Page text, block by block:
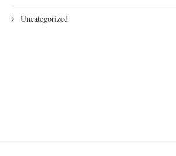
Uncategorized